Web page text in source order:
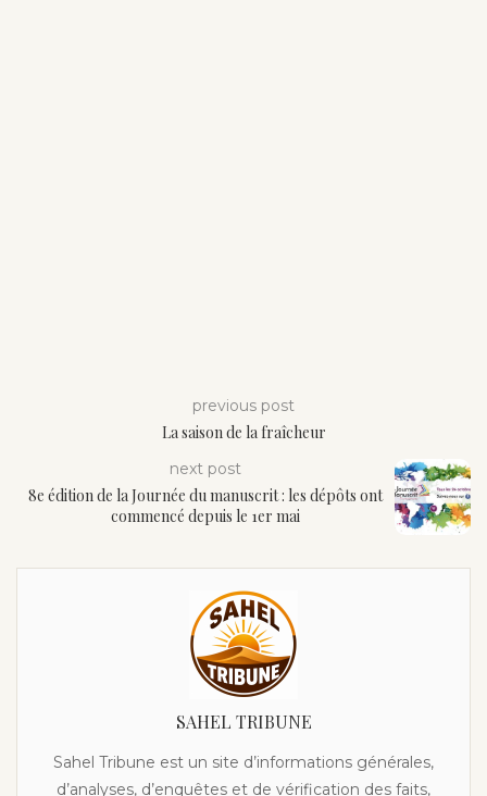
previous post
La saison de la fraîcheur
next post
8e édition de la Journée du manuscrit : les dépôts ont
commencé depuis le 1er mai
SAHEL TRIBUNE
Sahel Tribune est un site d’informations générales,
d’analyses, d’enquêtes et de vérification des faits,